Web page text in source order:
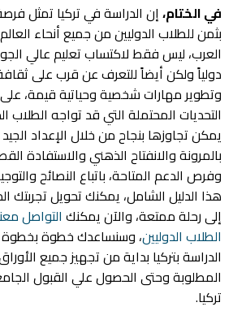
في الختام،إن الدراسة في تركيا تمثل فرصة
بثمن للطلاب الدوليين من جميع أنحاء
العرب، ليس فقط لاكتساب تعليم عالي
دولياً ولكن أيضاً للتعرف عن قرب على
وتطوير مهارات شخصية وحياتية قيمة،
التحديات المحتملة التي قد تواجه الطلاب
يمكن تجاوزها بنجاح من خلال الإعداد
بالمرونة والانفتاح الذهني والاستفادة
وفرص الدعم المتاحة، باتباع النصائح
هذا الدليل الشامل، يمكنك تحويل تجربتك
إلى رحلة ممتعة، والآن يمكنك التواصل
الطلاب الدوليين، وسنساعدك خطوة
الدراسة بتركيا بداية من تجهيز جميع
المطلوبة وحتى الحصول علي القبول
تركيا.